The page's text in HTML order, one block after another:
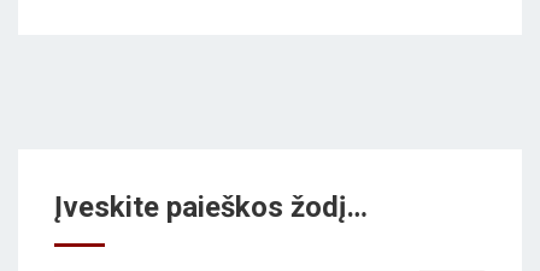
Įveskite paieškos žodį…